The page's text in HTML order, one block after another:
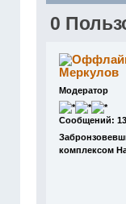
0
Меркулов
Модератор
Сообщений:
комплексом